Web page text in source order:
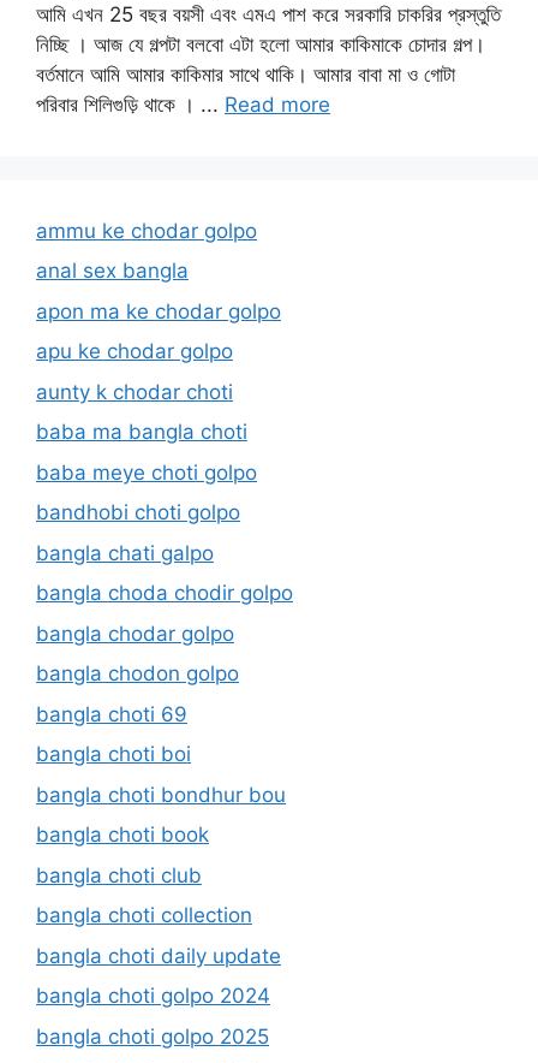
আমি এখন 25 বছর বয়সী এবং এমএ পাশ করে সরকারি চাকরির প্রস্তুতি
নিচ্ছি । আজ যে গল্পটা বলবো এটা হলো আমার কাকিমাকে চোদার গল্প।
বর্তমানে আমি আমার কাকিমার সাথে থাকি। আমার বাবা মা ও গোটা
পরিবার শিলিগুড়ি থাকে । ... Read more
ammu ke chodar golpo
anal sex bangla
apon ma ke chodar golpo
apu ke chodar golpo
aunty k chodar choti
baba ma bangla choti
baba meye choti golpo
bandhobi choti golpo
bangla chati galpo
bangla choda chodir golpo
bangla chodar golpo
bangla chodon golpo
bangla choti 69
bangla choti boi
bangla choti bondhur bou
bangla choti book
bangla choti club
bangla choti collection
bangla choti daily update
bangla choti golpo 2024
bangla choti golpo 2025